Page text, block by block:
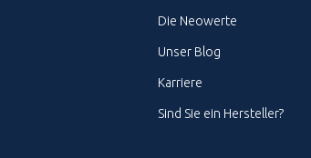
Die Neowerte
Unser Blog
Karriere
Sind Sie ein Hersteller?